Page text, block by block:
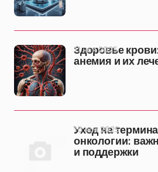
Здоровье
анемия и их
11 ноя 2025
Уход на
онкологии:
и поддержки
10 ноя 2025